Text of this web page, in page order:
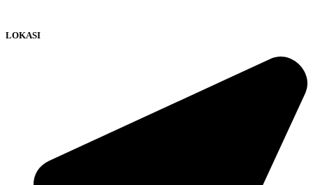
LOKASI